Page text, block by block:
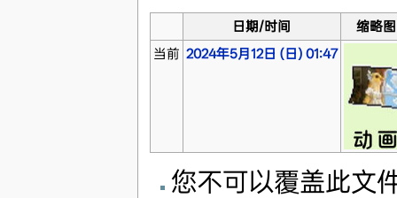
日期/时间
缩略图
当前 2024年5月12日 (日) 01:47
您不可以覆盖此文